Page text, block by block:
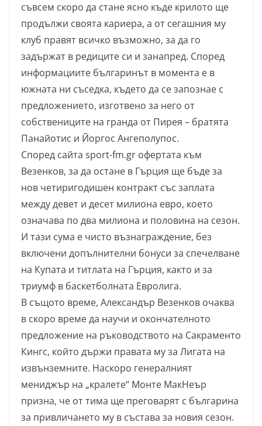
съвсем скоро да стане ясно къде крилото ще
продължи своята кариера, а от сегашния му
клуб правят всичко възможно, за да го
задържат в редиците си и занапред. Според
информациите българинът в момента е в
южната ни съседка, където да се запознае с
предложението, изготвено за него от
собствениците на гранда от Пирея – братята
Панайотис и Йоргос Ангеполупос.
Според сайта sport-fm.gr офертата към
Везенков, за да остане в Гърция ще бъде за
нов четиригодишен контракт със заплата
между девет и десет милиона евро, което
означава по два милиона и половина на сезон.
И тази сума е чисто възнаграждение, без
включени допълнителни бонуси за спечелване
на Купата и титлата на Гърция, както и за
триумф в баскетболната Евролига.
В същото време, Александър Везенков очаква
в скоро време да научи и окончателното
предложение на ръководството на Сакраменто
Кингс, който държи правата му за Лигата на
извънземните. Наскоро генералният
мениджър на „кралете“ Монте МакНеър
призна, че от тима ще преговарят с българина
за привличането му в състава за новия сезон.